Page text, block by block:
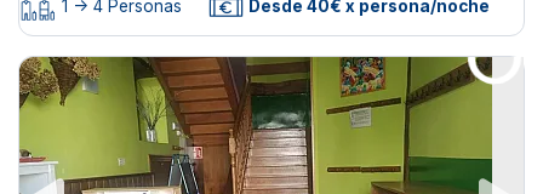
1 -> 4 Personas Desde 40€ x persona/noche